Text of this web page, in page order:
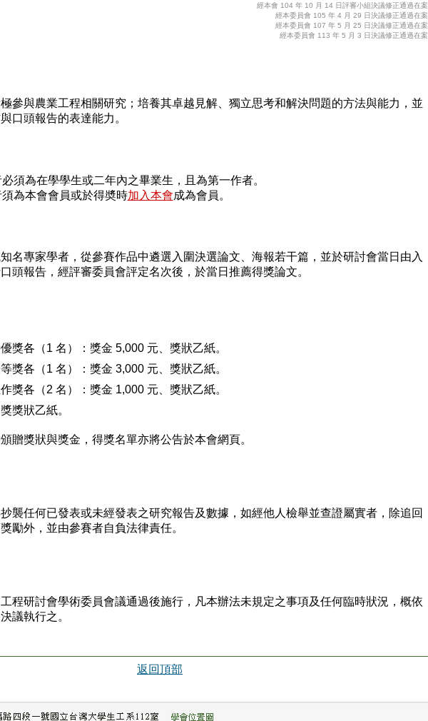
經本會 104 年 10 月 14 日評審小組決議修正通過在案
經本委員會 105 年 4 月 29 日決議修正通過在案
經本委員會 107 年 5 月 25 日決議修正通過在案
經本委員會 113 年 5 月 3 日決議修正通過在案
參與農業工程相關研究；培養其卓越見解、獨立思考和解決問題的方法與能力，並
口頭報告的表達能力。
須為在學學生或二年內之畢業生，且為第一作者。
為本會會員或於得奬時加入本會成為會員。
名專家學者，從參賽作品中遴選入圍決選論文、海報若干篇，並於研討會當日由入
頭報告，經評審委員會評定名次後，於當日推薦得獎論文。
獎各（1 名）：獎金 5,000 元、獎狀乙紙。
獎各（1 名）：獎金 3,000 元、獎狀乙紙。
獎各（2 名）：獎金 1,000 元、獎狀乙紙。
獎狀乙紙。
贈獎狀與獎金，得獎名單亦將公告於本會網頁。
襲任何已發表或未經發表之研究報告及數據，如經他人檢舉並查證屬實者，除追回
勵外，並由參賽者自負法律責任。
程研討會學術委員會議通過後施行，凡本辦法未規定之事項及任何臨時狀況，概依
議執行之。
返回頂部